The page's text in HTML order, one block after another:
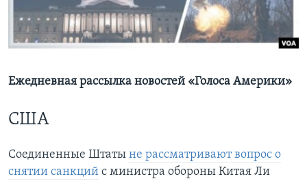
Learning English
Языки
Ежедневная рассылка новостей «Голоса Америки»
США
Соединенные Штаты не рассматривают вопрос о
снятии санкций с министра обороны Китая Ли